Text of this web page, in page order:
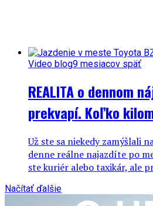
Video blog9 mesiacov späť
REALITA o dennom
prekvapí. Koľko
Už ste sa niekedy zamýšlali
denne reálne najazdíte po
ste kuriér alebo taxikár, ale
Načítať ďalšie